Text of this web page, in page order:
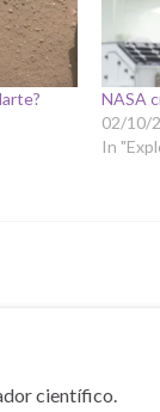
NASA
02/10/
In
científico.